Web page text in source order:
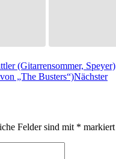
(Gitarrensommer, Speyer)
„The Busters“)Nächster
Felder sind mit * markiert